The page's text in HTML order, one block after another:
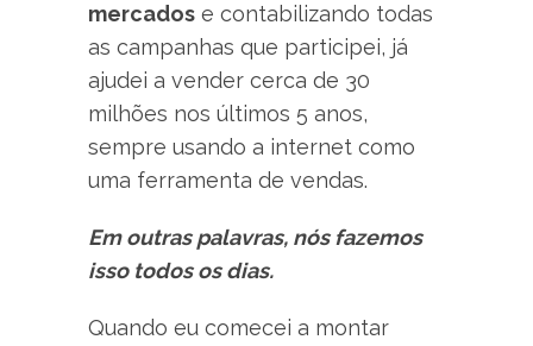
mercados e contabilizando todas
as campanhas que participei, já
ajudei a vender cerca de 30
milhões nos últimos 5 anos,
sempre usando a internet como
uma ferramenta de vendas.
Em outras palavras, nós fazemos
isso todos os dias.
Quando eu comecei a montar